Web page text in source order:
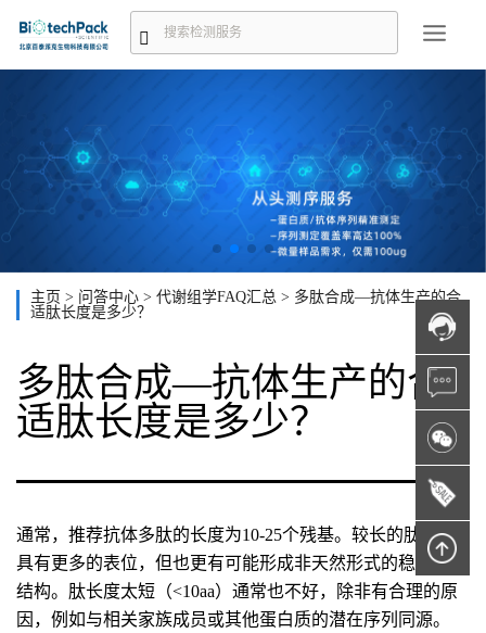
主页 > 问答中心 > 代谢组学FAQ汇总 > 多肽合成—抗体生产的合
适肽长度是多少？
多肽合成—抗体生产的合
适肽长度是多少？
通常，推荐抗体多肽的长度为10-25个残基。较长的肽可能
具有更多的表位，但也更有可能形成非天然形式的稳定二级
结构。肽长度太短（<10aa）通常也不好，除非有合理的原
因，例如与相关家族成员或其他蛋白质的潜在序列同源。